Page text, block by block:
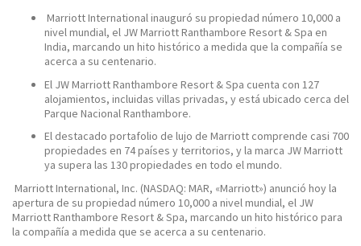
Marriott International inauguró su propiedad número 10,000 a
nivel mundial, el JW Marriott Ranthambore Resort & Spa en
India, marcando un hito histórico a medida que la compañía se
acerca a su centenario.
El JW Marriott Ranthambore Resort & Spa cuenta con 127
alojamientos, incluidas villas privadas, y está ubicado cerca del
Parque Nacional Ranthambore.
El destacado portafolio de lujo de Marriott comprende casi 700
propiedades en 74 países y territorios, y la marca JW Marriott
ya supera las 130 propiedades en todo el mundo.
Marriott International, Inc. (NASDAQ: MAR, «Marriott») anunció hoy la
apertura de su propiedad número 10,000 a nivel mundial, el JW
Marriott Ranthambore Resort & Spa, marcando un hito histórico para
la compañía a medida que se acerca a su centenario.